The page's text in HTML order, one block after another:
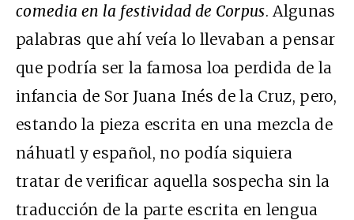
comedia en la festividad de Corpus. Algunas
palabras que ahí veía lo llevaban a pensar
que podría ser la famosa loa perdida de la
infancia de Sor Juana Inés de la Cruz, pero,
estando la pieza escrita en una mezcla de
náhuatl y español, no podía siquiera
tratar de verificar aquella sospecha sin la
traducción de la parte escrita en lengua